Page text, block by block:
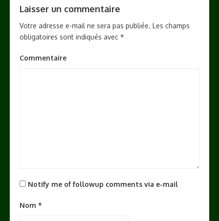
Laisser un commentaire
Votre adresse e-mail ne sera pas publiée. Les champs
obligatoires sont indiqués avec *
Commentaire
Notify me of followup comments via e-mail
Nom *